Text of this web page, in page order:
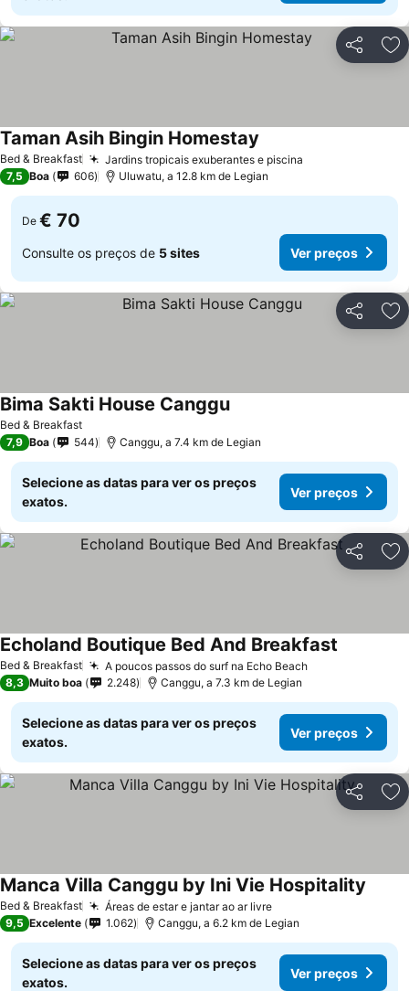
Partilhar
Bed & Breakfast Jardins tropicais exuberantes e piscina
Taman Asih Bingin Homestay
7,5 Boa 606 Uluwatu, a 12.8 km de Legian
De € 70
Consulte os preços de 5 sites Ver preços
Partilhar
Bed & Breakfast
Bima Sakti House CangguVer preços
7,9 Boa 544 Canggu, a 7.4 km de Legian
Selecione as datas para ver os preços
exatos.
Ver preços
Partilhar
Bed & Breakfast A poucos passos do surf na Echo BeachVer preços
Echoland Boutique Bed And Breakfast
8,3 Muito boa 2.248 Canggu, a 7.3 km de Legian
Selecione as datas para ver os preços
exatos.
Ver preços
Partilhar
Bed & Breakfast Áreas de estar e jantar ao ar livreVer preços
Manca Villa Canggu by Ini Vie Hospitality
9,5 Excelente 1.062 Canggu, a 6.2 km de Legian
Selecione as datas para ver os preços
exatos.
Ver preços